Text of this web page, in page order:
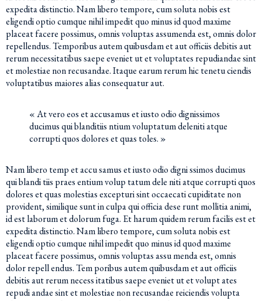
expedita distinctio. Nam libero tempore, cum soluta nobis est
eligendi optio cumque nihil impedit quo minus id quod maxime
placeat facere possimus, omnis voluptas assumenda est, omnis dolor
repellendus. Temporibus autem quibusdam et aut officiis debitis aut
rerum necessitatibus saepe eveniet ut et voluptates repudiandae sint
et molestiae non recusandae. Itaque earum rerum hic tenetu ciendis
voluptatibus maiores alias consequatur aut.
« At vero eos et accusamus et iusto odio dignissimos
ducimus qui blanditiis ntium voluptatum deleniti atque
corrupti quos dolores et quas toles. »
Nam libero temp et accu samus et iusto odio digni ssimos ducimus
qui blandi tiis praes entium volup tatum dele niti atque corrupti quos
dolores et quas molestias excepturi sint occaecati cupiditate non
provident, similique sunt in culpa qui officia dese runt mollitia animi,
id est laborum et dolorum fuga. Et harum quidem rerum facilis est et
expedita distinctio. Nam libero tempore, cum soluta nobis est
eligendi optio cumque nihil impedit quo minus id quod maxime
placeat facere possimus, omnis voluptas assu menda est, omnis
dolor repell endus. Tem poribus autem quibusdam et aut officiis
debitis aut rerum necess itatibus saepe eveniet ut et volupt ates
repudi andae sint et molestiae non recusandae reiciendis volupta